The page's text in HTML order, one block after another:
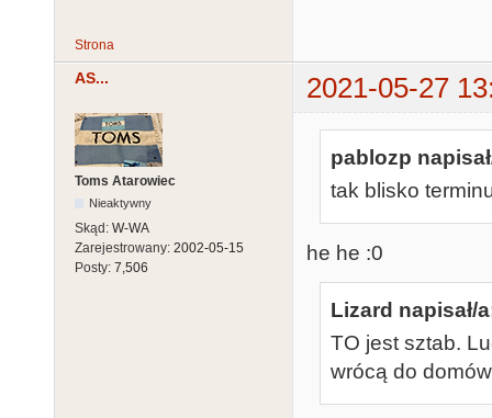
Strona
AS... 2021-05-27
Toms Atarowiec
Nieaktywny
Skąd: W-WA
Zarejestrowany: 2002-05-15
Posty: 7,506
pablozp
tak blisko
he he :0
Lizard napisał/
TO jest sztab.
wrócą do